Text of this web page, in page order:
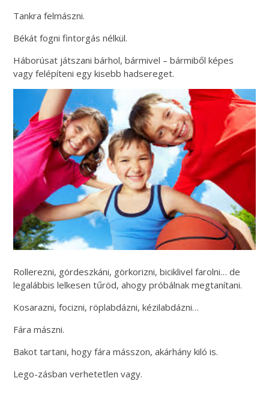
Tankra felmászni.
Békát fogni fintorgás nélkül.
Háborúsat játszani bárhol, bármivel – bármiből képes
vagy felépíteni egy kisebb hadsereget.
Rollerezni, gördeszkáni, görkorizni, biciklivel farolni… de
legalábbis lelkesen tűröd, ahogy próbálnak megtanítani.
Kosarazni, focizni, röplabdázni, kézilabdázni…
Fára mászni.
Bakot tartani, hogy fára másszon, akárhány kiló is.
Lego-zásban verhetetlen vagy.